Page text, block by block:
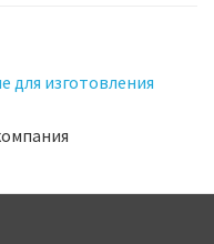
изготовления